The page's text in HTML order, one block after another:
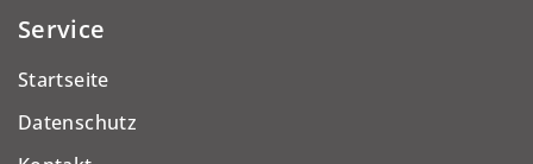
Service
Startseite
Datenschutz